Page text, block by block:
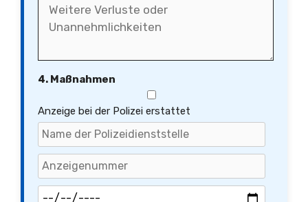
4. Maßnahmen
Anzeige bei der Polizei erstattet